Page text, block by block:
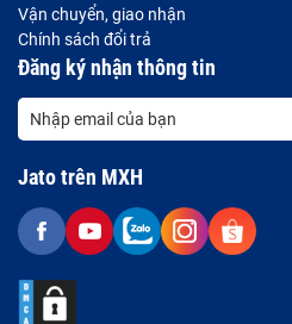
Vận chuyển, giao nhận
Chính sách đổi trả
Đăng ký nhận thông tin
Jato trên MXH